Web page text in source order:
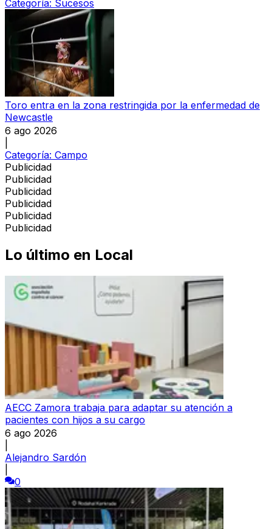
Categoría: Sucesos
Toro entra en la zona restringida por la enfermedad de
Newcastle
6 ago 2026
Categoría: Campo
Publicidad
Publicidad
Publicidad
Publicidad
Publicidad
Publicidad
Lo último en Local
AECC Zamora trabaja para adaptar su atención a
pacientes con hijos a su cargo
6 ago 2026
Alejandro Sardón
0